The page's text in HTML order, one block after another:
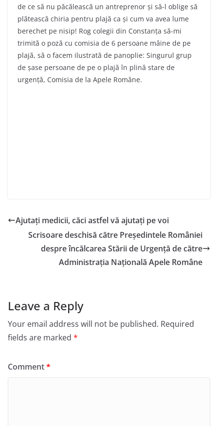
de ce să nu păcălească un antreprenor și să-l oblige să
plătească chiria pentru plajă ca și cum va avea lume
berechet pe nisip! Rog colegii din Constanța să-mi
trimită o poză cu comisia de 6 persoane mâine de pe
plajă, să o facem ilustrată de panoplie: Singurul grup
de șase persoane de pe o plajă în plină stare de
urgență, Comisia de la Apele Române.
Ajutați medicii, căci astfel vă ajutați pe voi
Scrisoare deschisă către Președintele României
despre încălcarea Stării de Urgență de către
Administrația Națională Apele Române
Leave a Reply
Your email address will not be published. Required
fields are marked *
Comment*